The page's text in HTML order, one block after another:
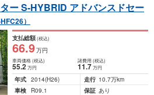
ー S-HYBRID アドバンスドセー
）
支払総額(税込)
66.9万円
車両価格(税込)
55.2万円
諸費用 (税込)
11.7 万円
年式 2014(H26) 走行 10.7万km
車検
R09.1 保証 あり